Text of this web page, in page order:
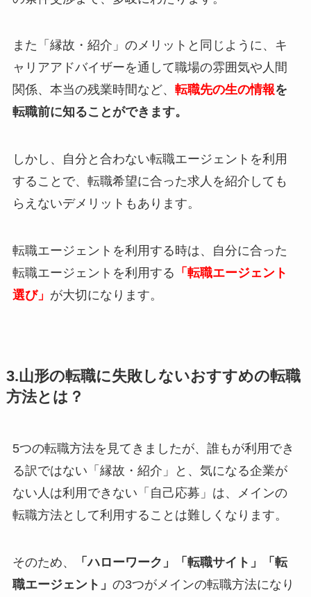
また「縁故・紹介」のメリットと同じように、キ
ャリアアドバイザーを通して職場の雰囲気や人間
関係、本当の残業時間など、 転職先の生の情報を
転職前に知ることができます。
しかし、自分と合わない転職エージェントを利用
することで、転職希望に合った求人を紹介しても
らえないデメリットもあります。
転職エージェントを利用する時は、自分に合った
転職エージェントを利用する 「転職エージェント
選び」 が大切になります。
3.山形の転職に失敗しないおすすめの転職
方法とは？
5つの転職方法を見てきましたが、誰もが利用でき
る訳ではない「縁故・紹介」と、気になる企業が
ない人は利用できない「自己応募」は、メインの
転職方法として利用することは難しくなります。
そのため、
「ハローワーク」「転職サイト」「転
職エージェント」 の3つがメインの転職方法になり